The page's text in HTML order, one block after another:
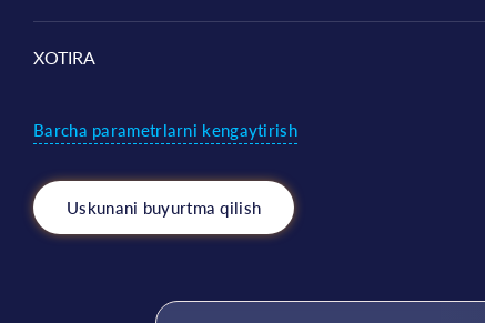
XOTIRA
Barcha parametrlarni kengaytirish
Uskunani buyurtma qilish